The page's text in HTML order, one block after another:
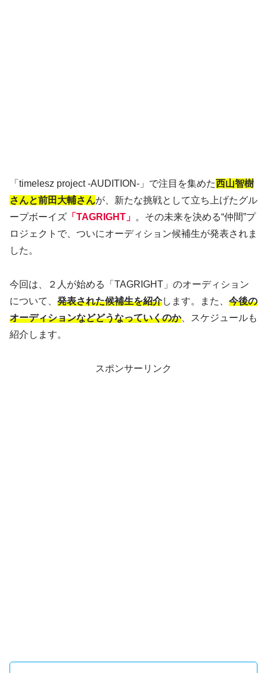
「timelesz project -AUDITION-」で注目を集めた西山智樹
さんと前田大輔さんが、新たな挑戦として立ち上げたグル
ープボーイズ 「TAGRIGHT」 。その未来を決める“仲間”プ
ロジェクトで、ついにオーディション候補生が発表されま
した。
今回は、２人が始める「TAGRIGHT」のオーディション
について、 発表された候補生を紹介します。また、 今後の
オーディションなどどうなっていくのか、スケジュールも
紹介します。
スポンサーリンク